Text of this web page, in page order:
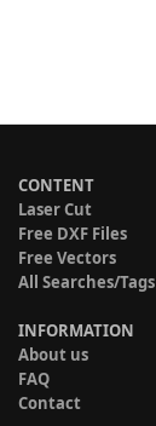
CONTENT
Laser Cut
Free DXF Files
Free Vectors
All Searches/Tags
INFORMATION
About us
FAQ
Contact